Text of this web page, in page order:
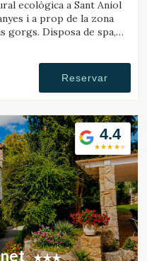
ecològica a Sant Aniol
i a prop de la zona
gorgs. Disposa de spa,
Reservar
4.4